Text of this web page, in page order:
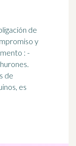
y
: -
de
es